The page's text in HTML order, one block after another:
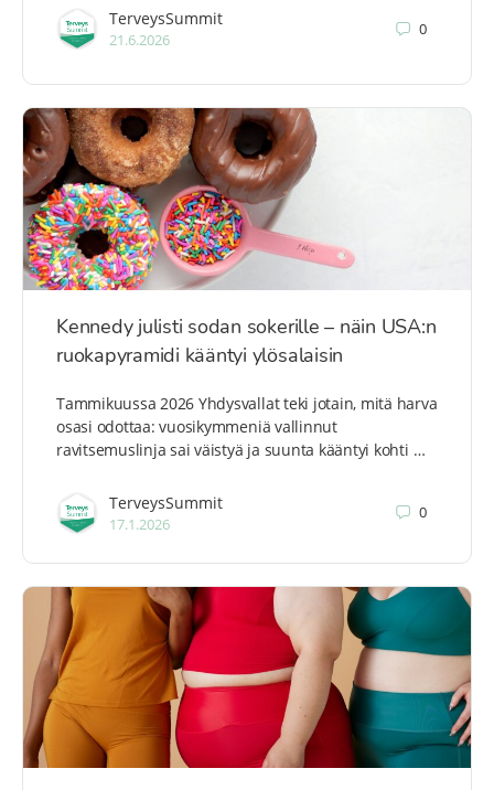
TerveysSummit
21.6.2026
0
Kennedy julisti sodan sokerille – näin USA:n
ruokapyramidi kääntyi ylösalaisin
Tammikuussa 2026 Yhdysvallat teki jotain, mitä harva
osasi odottaa: vuosikymmeniä vallinnut
ravitsemuslinja sai väistyä ja suunta kääntyi kohti …
TerveysSummit
17.1.2026
0